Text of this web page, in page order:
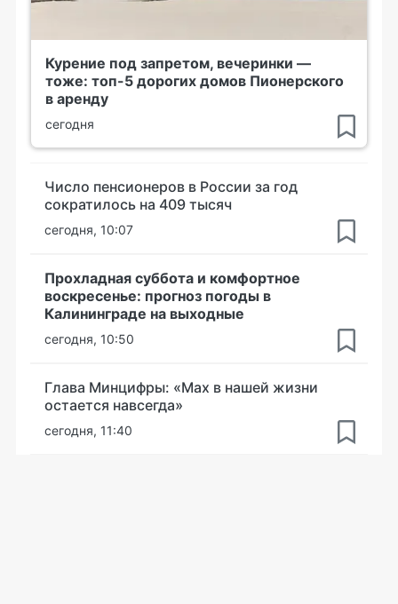
Курение под запретом, вечеринки —
тоже: топ-5 дорогих домов Пионерского
в аренду
сегодня
Число пенсионеров в России за год
сократилось на 409 тысяч
сегодня, 10:07
Прохладная суббота и комфортное
воскресенье: прогноз погоды в
Калининграде на выходные
сегодня, 10:50
Глава Минцифры: «Мах в нашей жизни
остается навсегда»
сегодня, 11:40